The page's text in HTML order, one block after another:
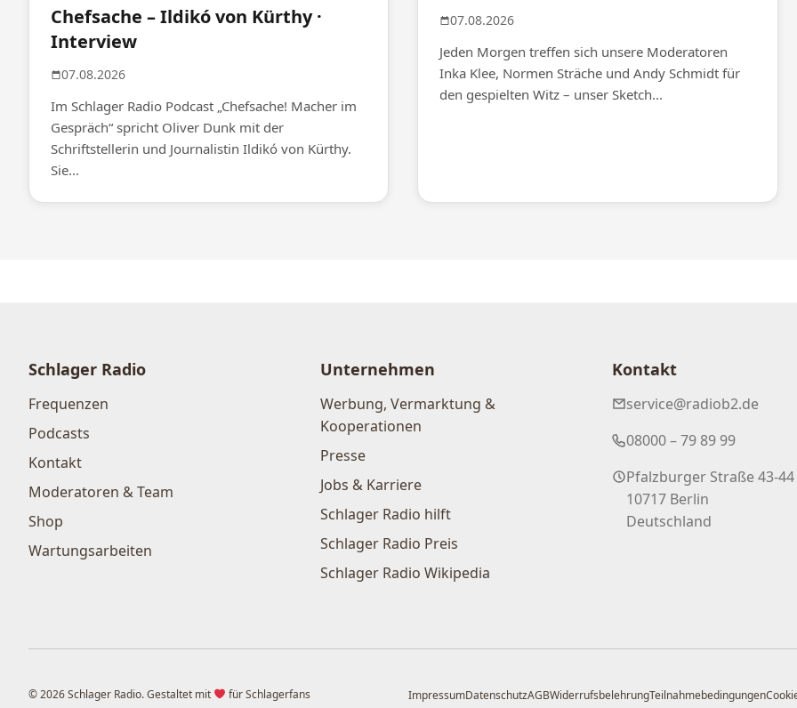
Chefsache – Ildikó von Kürthy ·
Interview
07.08.2026
Im Schlager Radio Podcast „Chefsache! Macher im
Gespräch“ spricht Oliver Dunk mit der
Schriftstellerin und Journalistin Ildikó von Kürthy.
Sie...
07.08.2026
Jeden Morgen treffen sich unsere Moderatoren
Inka Klee, Normen Sträche und Andy Schmidt für
den gespielten Witz – unser Sketch...
Schlager Radio
Frequenzen
Podcasts
Kontakt
Moderatoren & Team
Shop
Wartungsarbeiten
Unternehmen
Werbung, Vermarktung &
Kooperationen
Presse
Jobs & Karriere
Schlager Radio hilft
Schlager Radio Preis
Schlager Radio Wikipedia
Kontakt
service@radiob2.de
08000 – 79 89 99
Pfalzburger Straße 43-44
10717 Berlin
Deutschland
© 2026 Schlager Radio. Gestaltet mit für Schlagerfans ImpressumDatenschutzAGBWiderrufsbelehrungTeilnahmebedingungen